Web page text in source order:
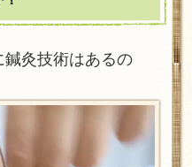
灸技術はあるの